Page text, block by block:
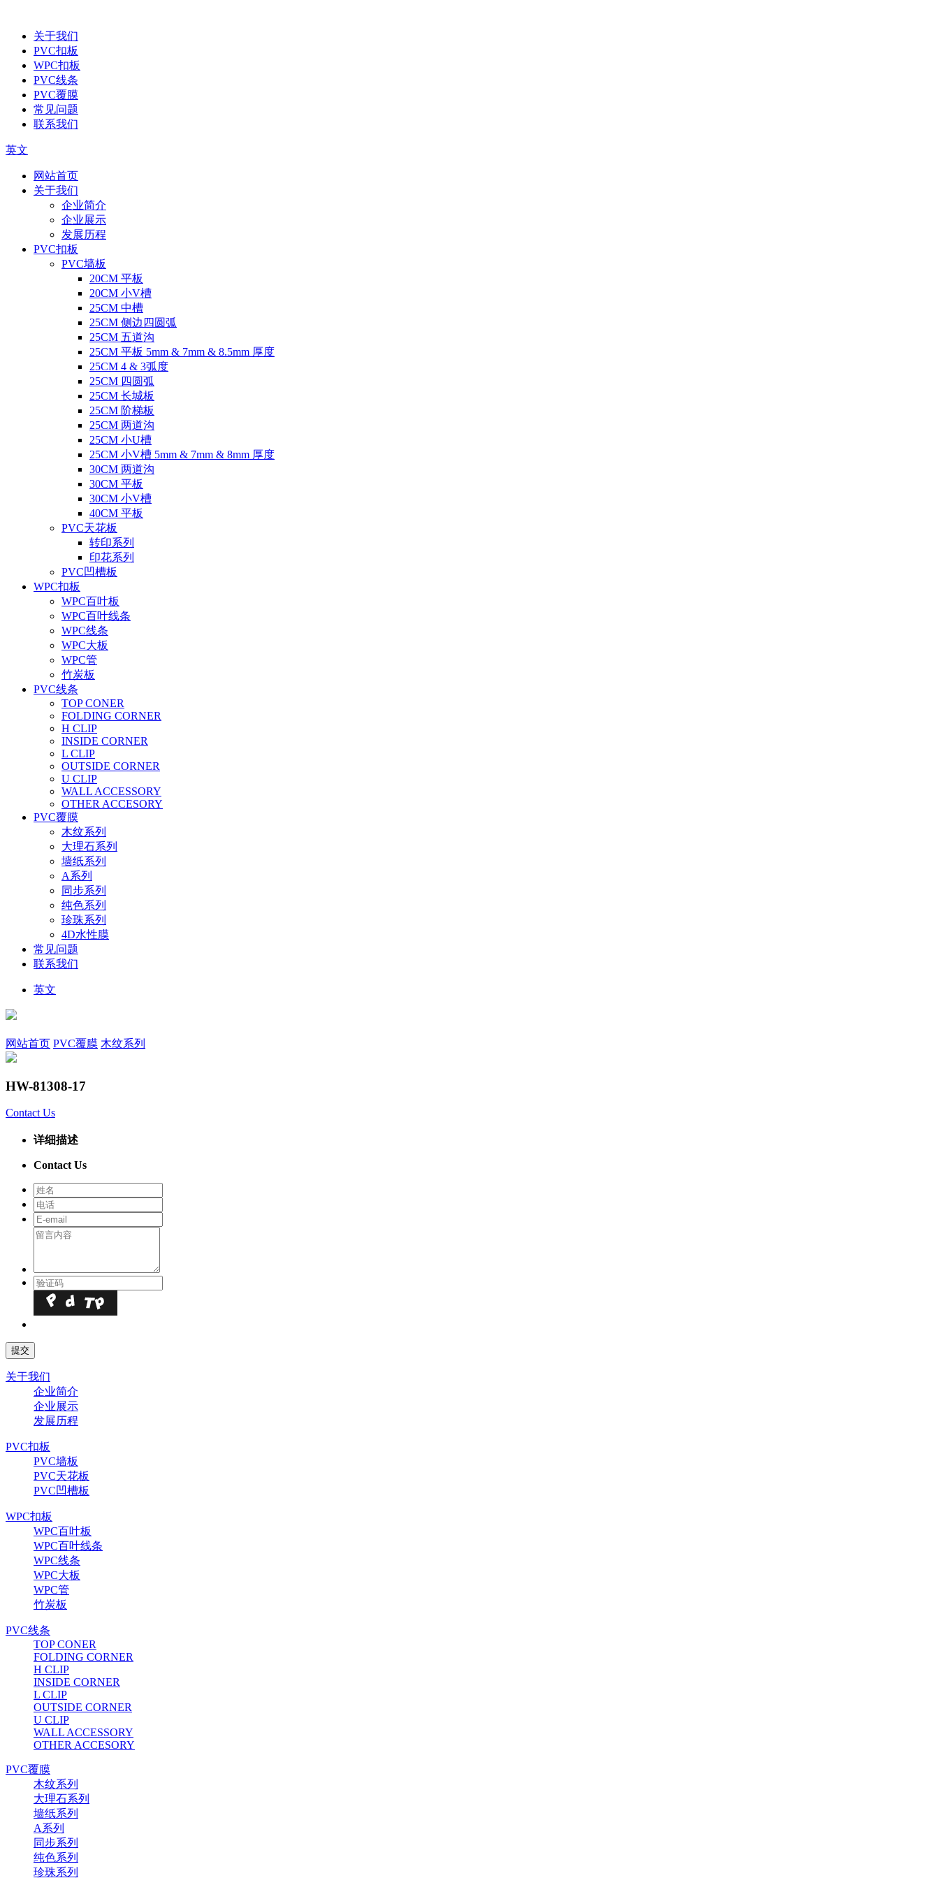
关于我们
PVC扣板
WPC扣板
PVC线条
PVC覆膜
常见问题
联系我们
英文
网站首页
关于我们
企业简介
企业展示
发展历程
PVC扣板
PVC墙板
20CM 平板
20CM 小V槽
25CM 中槽
25CM 侧边四圆弧
25CM 五道沟
25CM 平板 5mm & 7mm & 8.5mm 厚度
25CM 4 & 3弧度
25CM 四圆弧
25CM 长城板
25CM 阶梯板
25CM 两道沟
25CM 小U槽
25CM 小V槽 5mm & 7mm & 8mm 厚度
30CM 两道沟
30CM 平板
30CM 小V槽
40CM 平板
PVC天花板
转印系列
印花系列
PVC凹槽板
WPC扣板
WPC百叶板
WPC百叶线条
WPC线条
WPC大板
WPC管
竹炭板
PVC线条
TOP CONER
FOLDING CORNER
H CLIP
INSIDE CORNER
L CLIP
OUTSIDE CORNER
U CLIP
WALL ACCESSORY
OTHER ACCESORY
PVC覆膜
木纹系列
大理石系列
墙纸系列
A系列
同步系列
纯色系列
珍珠系列
4D水性膜
常见问题
联系我们
英文
网站首页 PVC覆膜 木纹系列
HW-81308-17
Contact Us
详细描述
Contact Us
关于我们
企业简介
企业展示
发展历程
PVC扣板
PVC墙板
PVC天花板
PVC凹槽板
WPC扣板
WPC百叶板
WPC百叶线条
WPC线条
WPC大板
WPC管
竹炭板
PVC线条
TOP CONER
FOLDING CORNER
H CLIP
INSIDE CORNER
L CLIP
OUTSIDE CORNER
U CLIP
WALL ACCESSORY
OTHER ACCESORY
PVC覆膜
木纹系列
大理石系列
墙纸系列
A系列
同步系列
纯色系列
珍珠系列